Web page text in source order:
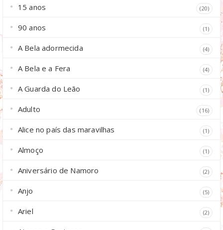
15 anos (20)
90 anos (1)
A Bela adormecida (4)
A Bela e a Fera (4)
A Guarda do Leão (1)
Adulto (16)
Alice no país das maravilhas (1)
Almoço (1)
Aniversário de Namoro (2)
Anjo (5)
Ariel (2)